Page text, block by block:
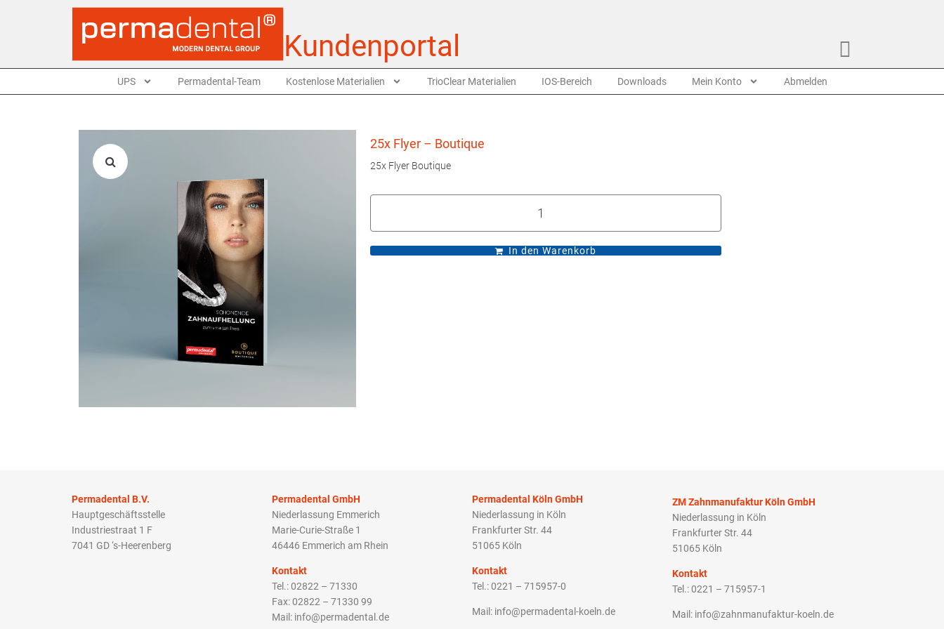
Kundenportal
UPS Permadental-Team Kostenlose Materialien TrioClear Materialien IOS-Bereich Downloads Mein Konto Abmelden
25x Flyer – Boutique
25x Flyer Boutique
In den Warenkorb
Permadental B.V.
Hauptgeschäftsstelle
Industriestraat 1 F
7041 GD ‘s-Heerenberg
Permadental GmbH
Niederlassung Emmerich
Marie-Curie-Straße 1
46446 Emmerich am Rhein
Kontakt
Tel.: 02822 – 71330
Fax: 02822 – 71330 99
Mail: info@permadental.de
Permadental Köln GmbH
Niederlassung in Köln
Frankfurter Str. 44
51065 Köln
Kontakt
Tel.: 0221 – 715957-0
Mail: info@permadental-koeln.de
ZM Zahnmanufaktur Köln GmbH
Niederlassung in Köln
Frankfurter Str. 44
51065 Köln
Kontakt
Tel.: 0221 – 715957-1
Mail: info@zahnmanufaktur-koeln.de